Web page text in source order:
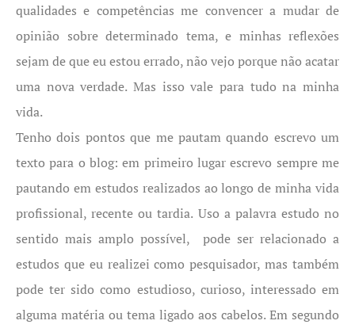
qualidades e competências me convencer a mudar de
opinião sobre determinado tema, e minhas reflexões
sejam de que eu estou errado, não vejo porque não acatar
uma nova verdade. Mas isso vale para tudo na minha
vida.
Tenho dois pontos que me pautam quando escrevo um
texto para o blog: em primeiro lugar escrevo sempre me
pautando em estudos realizados ao longo de minha vida
profissional, recente ou tardia. Uso a palavra estudo no
sentido mais amplo possível, pode ser relacionado a
estudos que eu realizei como pesquisador, mas também
pode ter sido como estudioso, curioso, interessado em
alguma matéria ou tema ligado aos cabelos. Em segundo